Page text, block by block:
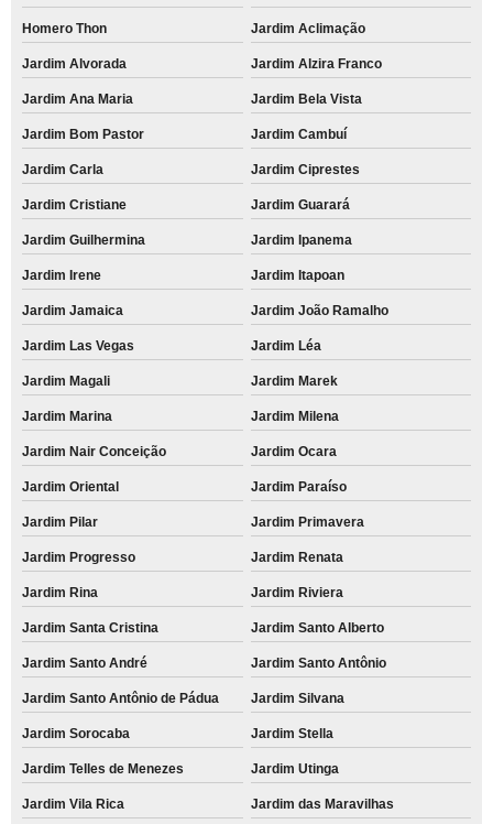
Homero Thon Jardim Aclimação
Jardim Alvorada Jardim Alzira Franco
Jardim Ana Maria Jardim Bela Vista
Jardim Bom Pastor Jardim Cambuí
Jardim Carla Jardim Ciprestes
Jardim Cristiane Jardim Guarará
Jardim Guilhermina Jardim Ipanema
Jardim Irene Jardim Itapoan
Jardim Jamaica Jardim João Ramalho
Jardim Las Vegas Jardim Léa
Jardim Magali Jardim Marek
Jardim Marina Jardim Milena
Jardim Nair Conceição Jardim Ocara
Jardim Oriental Jardim Paraíso
Jardim Pilar Jardim Primavera
Jardim Progresso Jardim Renata
Jardim Rina Jardim Riviera
Jardim Santa Cristina Jardim Santo Alberto
Jardim Santo André Jardim Santo Antônio
Jardim Santo Antônio de Pádua Jardim Silvana
Jardim Sorocaba Jardim Stella
Jardim Telles de Menezes Jardim Utinga
Jardim Vila Rica Jardim das Maravilhas